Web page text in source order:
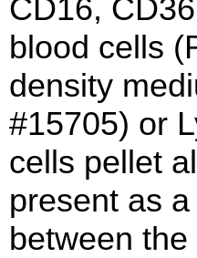
CD16,
blood cells
density
#15705) or
cells pellet
present as
between